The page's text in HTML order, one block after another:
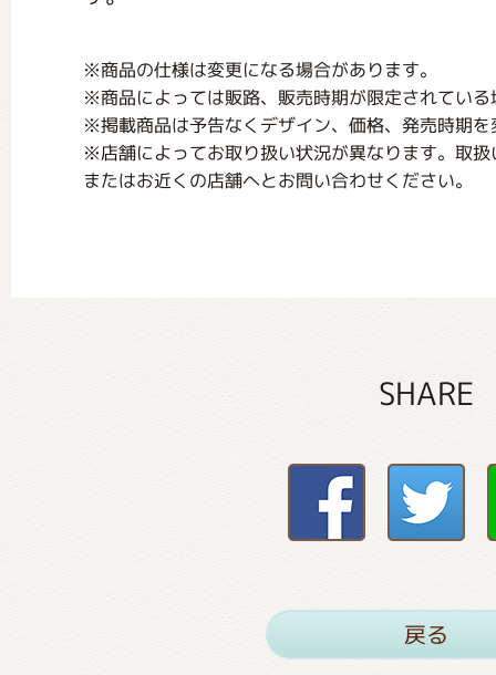
※商品の仕様は変更になる場合があります。
※商品によっては販路、販売時期が限定されてい
※掲載商品は予告なくデザイン、価格、発売時期
※店舗によってお取り扱い状況が異なります。取
またはお近くの店舗へとお問い合わせください。
SHARE
戻る